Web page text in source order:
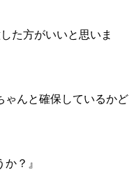
た方がいいと思いま
ゃんと確保しているかど
？』